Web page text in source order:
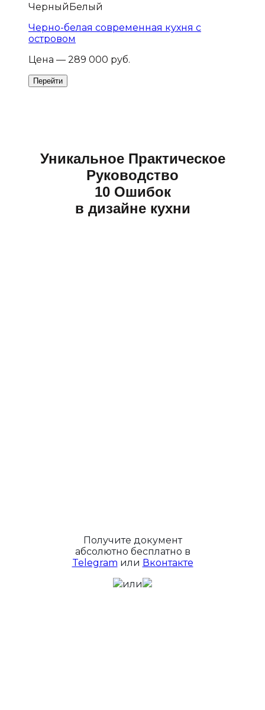
ЧерныйБелый
Черно-белая современная кухня с
островом
Цена — 289 000 руб.
Уникальное Практическое
Руководство
10 Ошибок
в дизайне кухни
Получите документ
абсолютно бесплатно в
Telegram или Вконтакте
или